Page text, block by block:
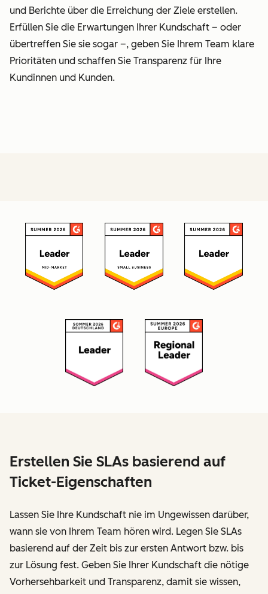
und Berichte über die Erreichung der Ziele erstellen.
Erfüllen Sie die Erwartungen Ihrer Kundschaft – oder
übertreffen Sie sie sogar –, geben Sie Ihrem Team klare
Prioritäten und schaffen Sie Transparenz für Ihre
Kundinnen und Kunden.
Erstellen Sie SLAs basierend auf
Ticket-Eigenschaften
Lassen Sie Ihre Kundschaft nie im Ungewissen darüber,
wann sie von Ihrem Team hören wird. Legen Sie SLAs
basierend auf der Zeit bis zur ersten Antwort bzw. bis
zur Lösung fest. Geben Sie Ihrer Kundschaft die nötige
Vorhersehbarkeit und Transparenz, damit sie wissen,